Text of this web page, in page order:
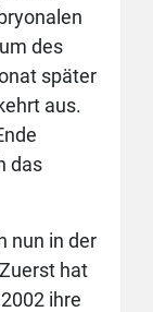
des
später
aus.
das
nun in der
hat
ihre